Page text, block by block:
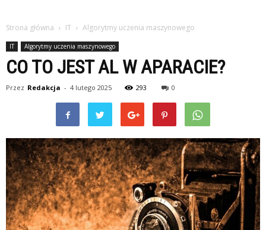
Strona główna IT Algorytmy uczenia maszynowego
IT Algorytmy uczenia maszynowego
CO TO JEST AL W APARACIE?
Przez Redakcja - 4 lutego 2025 293 0